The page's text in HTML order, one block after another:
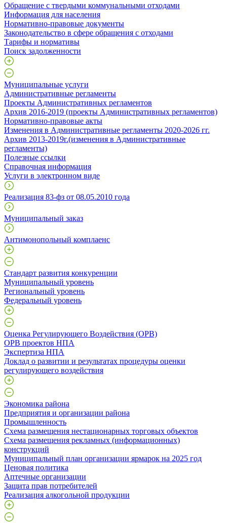
Обращение с твердыми коммунальными отходами
Информация для населения
Нормативно-правовые документы
Законодательство в сфере обращения с отходами
Тарифы и нормативы
Поиск задолженности
Муниципальные услуги
Административные регламенты
Проекты Административных регламентов
Архив 2016-2019 (проекты Административных регламентов)
Нормативно-правовые акты
Изменения в Административные регламенты 2020-2026 гг.
Архив 2013-2019г.(изменения в Административные
регламенты)
Полезные ссылки
Справочная информация
Услуги в электронном виде
Реализация 83-фз от 08.05.2010 года
Муниципальный заказ
Антимонопольный комплаенс
Стандарт развития конкуренции
Муниципальный уровень
Региональный уровень
Федеральный уровень
Оценка Регулирующего Воздействия (ОРВ)
ОРВ проектов НПА
Экспертиза НПА
Доклад о развитии и результатах процедуры оценки
регулирующего воздействия
Экономика района
Предприятия и организации района
Промышленность
Схема размещения нестационарных торговых объектов
Схема размещения рекламных (информационных)
конструкций
Муниципальный план организации ярмарок на 2025 год
Ценовая политика
Аптечные организации
Защита прав потребителей
Реализация алкогольной продукции